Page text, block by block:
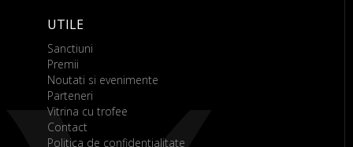
UTILE
Sanctiuni
Premii
Noutati si evenimente
Parteneri
Vitrina cu trofee
Contact
Politica de confidentialitate